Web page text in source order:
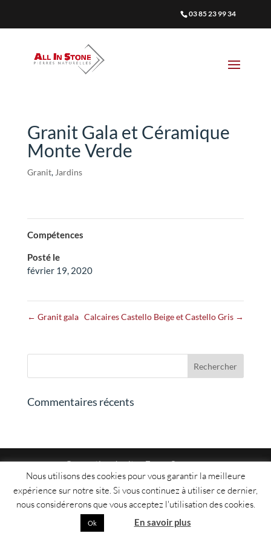
03 85 23 99 34
Granit Gala et Céramique
Monte Verde
Granit, Jardins
Compétences
Posté le
février 19, 2020
← Granit gala Calcaires Castello Beige et Castello Gris →
Commentaires récents
Conception du site :Encre Sauvage
Nous utilisons des cookies pour vous garantir la meilleure
expérience sur notre site. Si vous continuez à utiliser ce dernier,
nous considérerons que vous acceptez l'utilisation des cookies.
Ok En savoir plus